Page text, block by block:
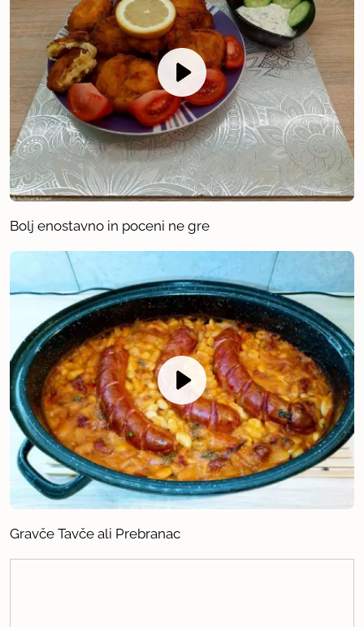
Bolj enostavno in poceni ne gre
Gravče Tavče ali Prebranac